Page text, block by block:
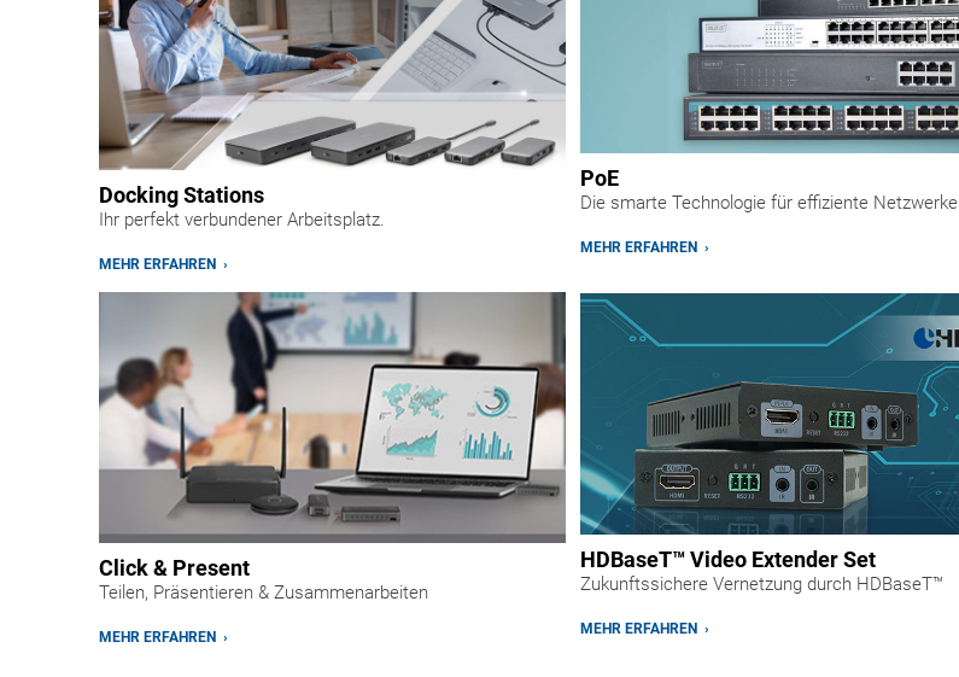
Docking Stations
Ihr perfekt verbundener Arbeitsplatz.
MEHR ERFAHREN ›
Click & Present
Teilen, Präsentieren & Zusammenarbeiten
MEHR ERFAHREN ›
PoE
Die smarte Technologie für effiziente Netzwerke
MEHR ERFAHREN ›
HDBaseT™ Video Extender Set
Zukunftssichere Vernetzung durch HDBaseT™
MEHR ERFAHREN ›